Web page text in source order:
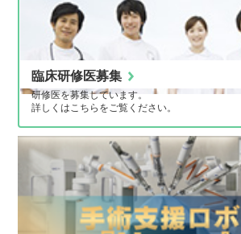
臨床研修医募集
研修医を募集しています。
詳しくはこちらをご覧ください。